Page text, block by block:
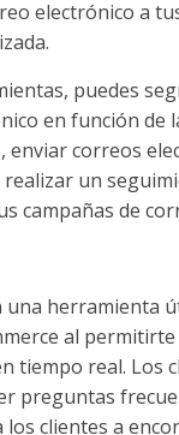
electrónico a
puedes
en función de
enviar correos
un
campañas de
una herramienta
al
tiempo real. Los
preguntas
los clientes a